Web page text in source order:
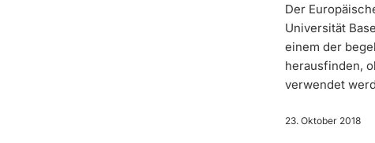
Der
Universität
einem der
herausfinden,
verwendet
23. Oktober 2018